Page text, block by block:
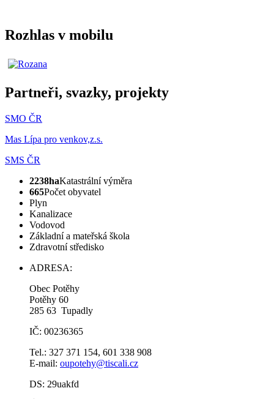
Rozhlas v mobilu
Partneři, svazky, projekty
SMO ČR
Mas Lípa pro venkov,z.s.
SMS ČR
2238haKatastrální výměra
665Počet obyvatel
Plyn
Kanalizace
Vodovod
Základní a mateřská škola
Zdravotní středisko
ADRESA:
Obec Potěhy
Potěhy 60
285 63 Tupadly
IČ: 00236365
Tel.: 327 371 154, 601 338 908
E-mail: oupotehy@tiscali.cz
DS: 29uakfd